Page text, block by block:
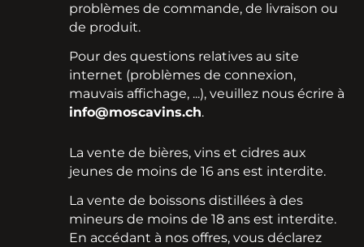
problèmes de commande, de livraison ou
de produit.
Pour des questions relatives au site
internet (problèmes de connexion,
mauvais affichage, ...), veuillez nous écrire à
info@moscavins.ch.
La vente de bières, vins et cidres aux
jeunes de moins de 16 ans est interdite.
La vente de boissons distillées à des
mineurs de moins de 18 ans est interdite.
En accédant à nos offres, vous déclarez